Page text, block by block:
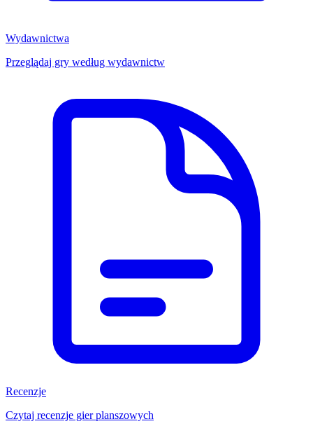
Wydawnictwa
Przeglądaj gry według wydawnictw
Recenzje
Czytaj recenzje gier planszowych